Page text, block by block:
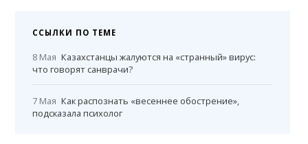
ССЫЛКИ ПО ТЕМЕ
8 Мая Казахстанцы жалуются на «странный» вирус:
что говорят санврачи?
7 Мая Как распознать «весеннее обострение»,
подсказала психолог